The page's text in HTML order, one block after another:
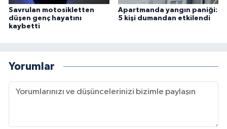
Savrulan motosikletten
düşen genç hayatını
kaybetti
Apartmanda yangın paniği:
5 kişi dumandan etkilendi
Yorumlar